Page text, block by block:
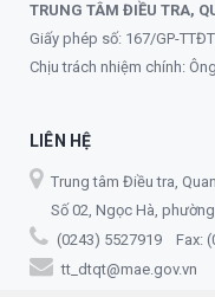
TRUNG TÂM ĐIỀU TRA,
Giấy phép số: 167/GP-
Chịu trách nhiệm chính: Ông
LIÊN HỆ
Trung tâm Điều tra,
Số 02, Ngọc Hà, phường
(0243) 5527919 Fax:
tt_dtqt@mae.gov.vn